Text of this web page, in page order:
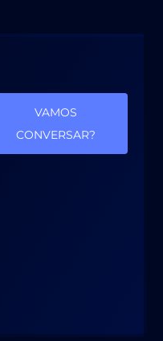
VAMOS
CONVERSAR?